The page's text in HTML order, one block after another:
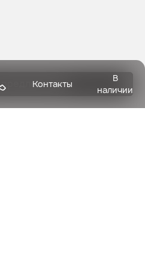
предложение
Контакты
В
наличии